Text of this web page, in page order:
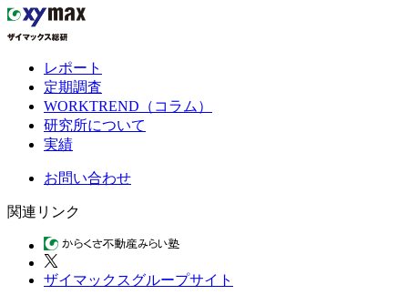
レポート
定期調査
WORKTREND（コラム）
研究所について
実績
お問い合わせ
関連リンク
ザイマックスグループサイト